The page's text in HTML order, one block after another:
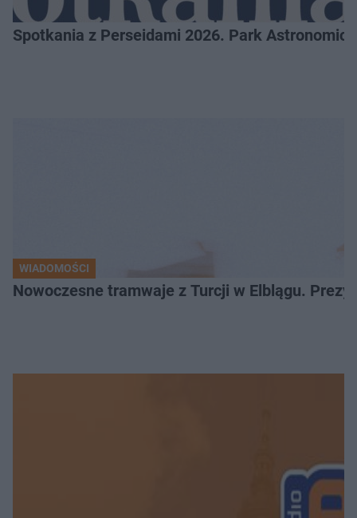
Spotkania z Perseidami 2026. Park
WIADOMOŚCI
Nowoczesne tramwaje z Turcji w Elblągu.